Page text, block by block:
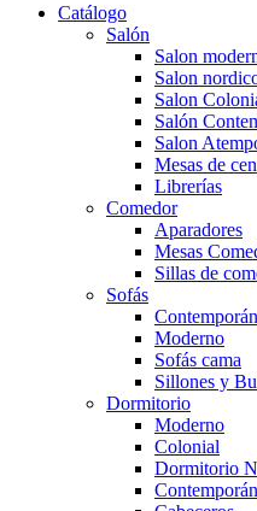
Catálogo
Salón
Salon
Salon
Salon
Salón
Salon
Mesas de
Librerías
Comedor
Aparadores
Mesas
Sillas de
Sofás
Moderno
Sofás cama
Sillones y
Dormitorio
Moderno
Colonial
Dormitorio